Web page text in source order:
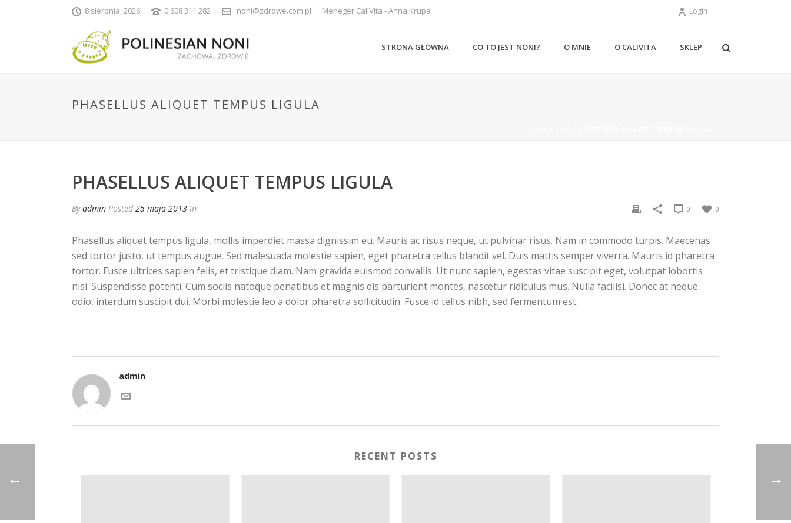
8 sierpnia, 2026 0 608 311 282 noni@zdrowe.com.pl Meneger CaliVita - Anna Krupa Login
STRONA GŁÓWNA CO TO JEST NONI? O MNIE O CALIVITA SKLEP
PHASELLUS ALIQUET TEMPUS LIGULA
PHASELLUS ALIQUET TEMPUS LIGULA
Byadmin Posted 25 maja 2013 In 0
0
Phasellus aliquet tempus ligula, mollis imperdiet massa dignissim eu. Mauris ac risus neque, ut pulvinar risus. Nam in commodo turpis. Maecenas
sed tortor justo, ut tempus augue. Sed malesuada molestie sapien, eget pharetra tellus blandit vel. Duis mattis semper viverra. Mauris id pharetra
tortor. Fusce ultrices sapien felis, et tristique diam. Nam gravida euismod convallis. Ut nunc sapien, egestas vitae suscipit eget, volutpat lobortis
nisi. Suspendisse potenti. Cum sociis natoque penatibus et magnis dis parturient montes, nascetur ridiculus mus. Nulla facilisi. Donec at neque
odio, interdum suscipit dui. Morbi molestie leo a dolor pharetra sollicitudin. Fusce id tellus nibh, sed fermentum est.
admin
RECENT POSTS